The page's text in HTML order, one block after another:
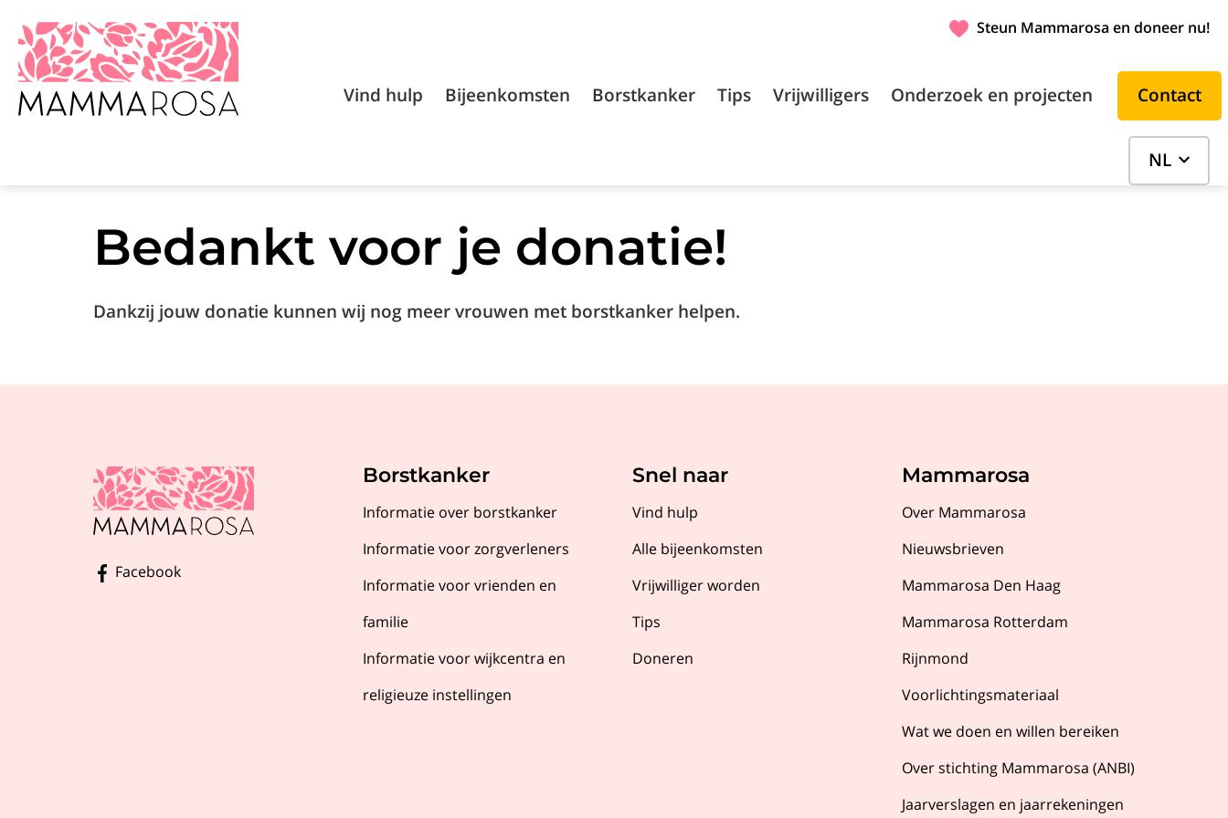
Steun Mammarosa en doneer nu!
Vind hulp Bijeenkomsten Borstkanker Tips Vrijwilligers Onderzoek en projecten Contact
NL
Bedankt voor je donatie!
Dankzij jouw donatie kunnen wij nog meer vrouwen met borstkanker helpen.
Facebook
Borstkanker
Informatie over borstkanker
Informatie voor zorgverleners
Informatie voor vrienden en
familie
Informatie voor wijkcentra en
religieuze instellingen
Snel naar
Vind hulp
Alle bijeenkomsten
Vrijwilliger worden
Tips
Doneren
Mammarosa
Over Mammarosa
Nieuwsbrieven
Mammarosa Den Haag
Mammarosa Rotterdam
Rijnmond
Voorlichtingsmateriaal
Wat we doen en willen bereiken
Over stichting Mammarosa (ANBI)
Jaarverslagen en jaarrekeningen